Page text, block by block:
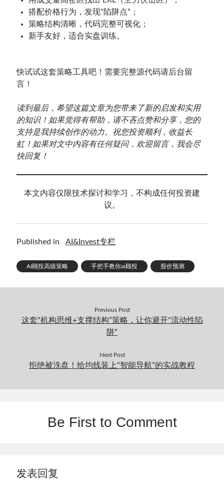
搭配价格行为，发现“陷阱点”；
策略结构清晰，代码完整可视化；
新手友好，适合实盘训练。
快试试这套策略工具吧！需要完整源代码请后台留
言！
读到最后，希望这篇文章为您带来了新的启发和实用
的知识！如果觉得有帮助，请不吝点赞和分享，您的
支持是我持续创作的动力。祝您投资顺利，收益长
虹！如果对文中内容有任何疑问，欢迎留言，我会尽
快回复！
本文内容仅限技术探讨和学习，不构成任何投资建
议。
Published in AI&Invest专栏
AI顾投高级策略 手把手教你ai顾投 股价预测
Previous Post
这套“机构思维+支撑结构”策略，让你避开“流动性陷
阱”
Next Post
拒绝被洗盘！给均线装上“智能导航”的实战教程
Be First to Comment
发表回复